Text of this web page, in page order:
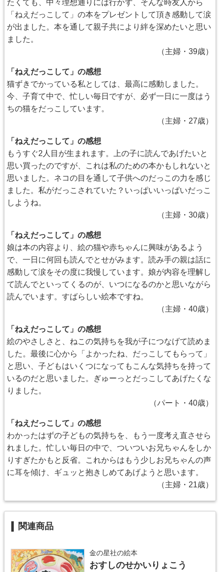
たくても、中々理想通りには行かず、そんな時友人から
「ねえだっこして」の本をプレゼントして頂き感動して涙
が出ました。本を通して親子共により絆を深めたいと思い
ました。
（主婦・39歳）
「ねえだっこして」の感想
猫ずきでかっている私としては、最高に感動しました。
今、子育て中で、忙しい毎日ですが、必ず一日に一度はう
ちの猫をだっこしています。
（主婦・27歳）
「ねえだっこして」の感想
もうすぐ2人目が生まれます。上の子に読んであげたいと
思い買ったのですが、これは私のための本かもしれないと
思いました。ネコの目を通して子供へのだっこの力を感じ
ました。私がだっこされていた？いっぱいいっぱいだっこ
しようね。
（主婦・30歳）
「ねえだっこして」の感想
娘は本の内容より、絵の猫や赤ちゃんに興味があるよう
で、一日に何回も読んでとせがみます。読み手の親は話に
感動して涙をその度に我慢しています。娘が内容を理解し
て読んでといってくるのが、いつになるのかと思いながら
読んでいます。すばらしい絵本ですね。
（主婦・40歳）
「ねえだっこして」の感想
絵のやさしさと、ねこの気持ちを我が子につなげて読めま
した。最後に心から「よかったね、だっこしてもらって」
と思い、子どもはいくつになってもこんな気持ちを持って
いるのだと思いました。ぎゅーっとだっこしてあげたくな
りました。
（パート・40歳）
「ねえだっこして」の感想
わかったはずの子どもの気持ちを、もう一度考え直させら
れました。忙しい毎日の中で、ついついお兄ちゃんをしか
りすぎたかもと反省。これからはもう少しお兄ちゃんの声
に耳を傾け、ギュッと抱きしめてあげようと思います。
（主婦・21歳）
関連商品
金の星社の絵本
おすしのせかいりょこう